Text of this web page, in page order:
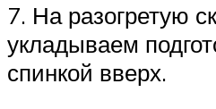
7. На разогретую
укладываем
спинкой вверх.